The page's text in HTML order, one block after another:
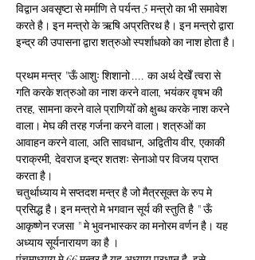
विद्वान अवसृष्टा से मर्माणि ते पर्यन्त 5 मन्त्रो का भी समावेश
करते है। इन मन्त्रो के ऋषि अप्रतिरथ है। इन मन्त्रो द्वारा
इन्द्र की उपासना द्वारा शत्रुओ स्पर्शाधको का नाश होता है।
प्रथम मन्त्र "ऊँ आशुः शिशानो .... का अर्थ देखेँ त्वरा से
गति करके शत्रुओ का नाश करने वाला, भयंकर वृषभ की
तरह, सामना करने वाले प्राणियोँ को क्षुब्ध करके नाश करने
वाला। मेघ की तरह गर्जना करने वाला। शत्रुओं का
आवाहन करने वाला, अति सावधान, अद्वितीय वीर, एकाकी
पराक्रमी, देवराज इन्द्र शतशः सेनाओ पर विजय प्राप्त
करता है।
चतुर्थाध्याय मे सप्तदश मन्त्र है जो मैत्रसूक्त के रुप मे
प्रसिद्ध है। इन मन्त्रो मे भगवान सूर्य की स्तुति है " ऊँ
आकृष्णेन रजसा " मे भुवनभास्कर का मनोरम वर्णन है। यह
अध्याय सूर्यनारायण का है ।